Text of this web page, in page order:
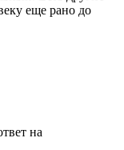
еще рано до
на